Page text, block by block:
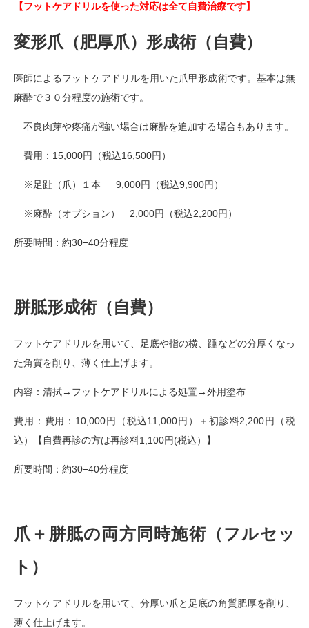
【フットケアドリルを使った対応は全て自費治療です】
変形爪（肥厚爪）形成術（自費）
医師によるフットケアドリルを用いた爪甲形成術です。基本は無
麻酔で３０分程度の施術です。
不良肉芽や疼痛が強い場合は麻酔を追加する場合もあります。
費用：15,000円（税込16,500円）
※足趾（爪）１本 9,000円（税込9,900円）
※麻酔（オプション） 2,000円（税込2,200円）
所要時間：約30−40分程度
胼胝形成術（自費）
フットケアドリルを用いて、足底や指の横、踵などの分厚くなっ
た角質を削り、薄く仕上げます。
内容：清拭→フットケアドリルによる処置→外用塗布
費用：費用：10,000円（税込11,000円）
＋初診料2,200円（税
込）【自費再診の方は再診料1,100円(税込）】
所要時間：約30−40分程度
爪＋胼胝の両方同時施術（フルセッ
ト）
フットケアドリルを用いて、分厚い爪と足底の角質肥厚を削り、
薄く仕上げます。